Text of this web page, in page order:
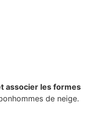
associer les formes
de neige.